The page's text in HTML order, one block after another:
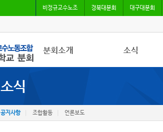
비정규교수노조 경북대분회 대구대분회
분회소개
조합원가입
소식
소식
공지사항 조합활동 언론보도